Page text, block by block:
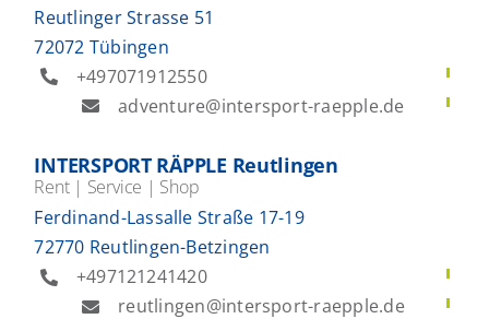
Reutlinger Strasse 51
72072 Tübingen
+497071912550
adventure@intersport-raepple.de
INTERSPORT RÄPPLE Reutlingen
Rent | Service | Shop
Ferdinand-Lassalle Straße 17-19
72770 Reutlingen-Betzingen
+497121241420
reutlingen@intersport-raepple.de